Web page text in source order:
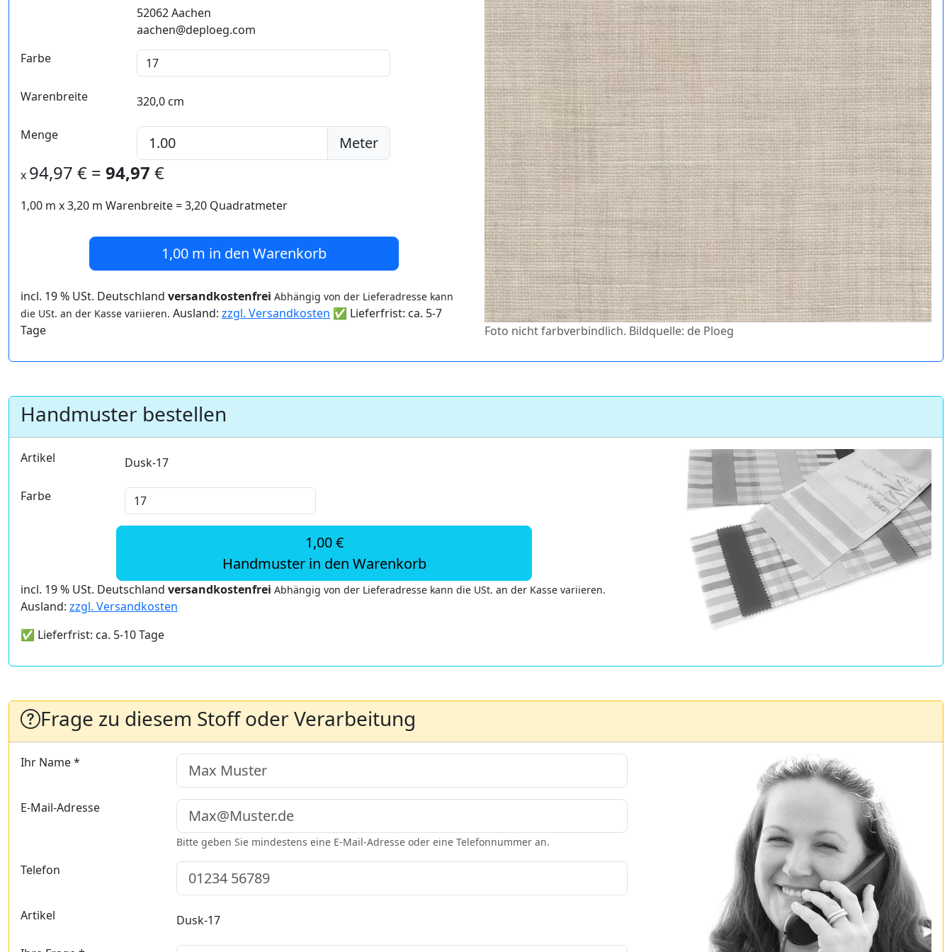
52062 Aachen
aachen@deploeg.com
Farbe
Warenbreite 320,0 cm
Menge Meter
x 94,97 € = 94,97 €
1,00 m x3,20 m Warenbreite =3,20 Quadratmeter
1,00 m in den Warenkorb
incl. 19 % USt. Deutschland versandkostenfrei Abhängig von der Lieferadresse kann
die USt. an der Kasse variieren. Ausland: zzgl. Versandkosten ✅ Lieferfrist: ca. 5-7
Tage
Foto nicht farbverbindlich. Bildquelle: de Ploeg
Handmuster bestellen
Artikel Dusk-17
Farbe
1,00 €
Handmuster in den Warenkorb
incl. 19 % USt. Deutschland versandkostenfrei Abhängig von der Lieferadresse kann die USt. an der Kasse variieren.
Ausland: zzgl. Versandkosten
✅ Lieferfrist: ca. 5-10 Tage
Frage zu diesem Stoff oder Verarbeitung
Ihr Name *
E-Mail-Adresse
Bitte geben Sie mindestens eine E-Mail-Adresse oder eine Telefonnummer an.
Telefon
Artikel Dusk-17